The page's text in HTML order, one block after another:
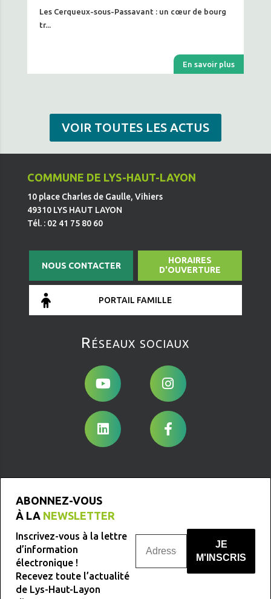
Les Cerqueux-sous-Passavant : un cœur de bourg
tr...
En savoir plus
VOIR TOUTES LES ACTUS
COMMUNE DE LYS-HAUT-LAYON
10 place Charles de Gaulle, Vihiers
49310 LYS HAUT LAYON
Tél. : 02 41 75 80 60
NOUS CONTACTER
HORAIRES
D'OUVERTURE
PORTAIL FAMILLE
Réseaux sociaux
ABONNEZ-VOUS
À LA NEWSLETTER
Inscrivez-vous à la lettre
d’information
électronique !
Recevez toute l’actualité
de Lys-Haut-Layon